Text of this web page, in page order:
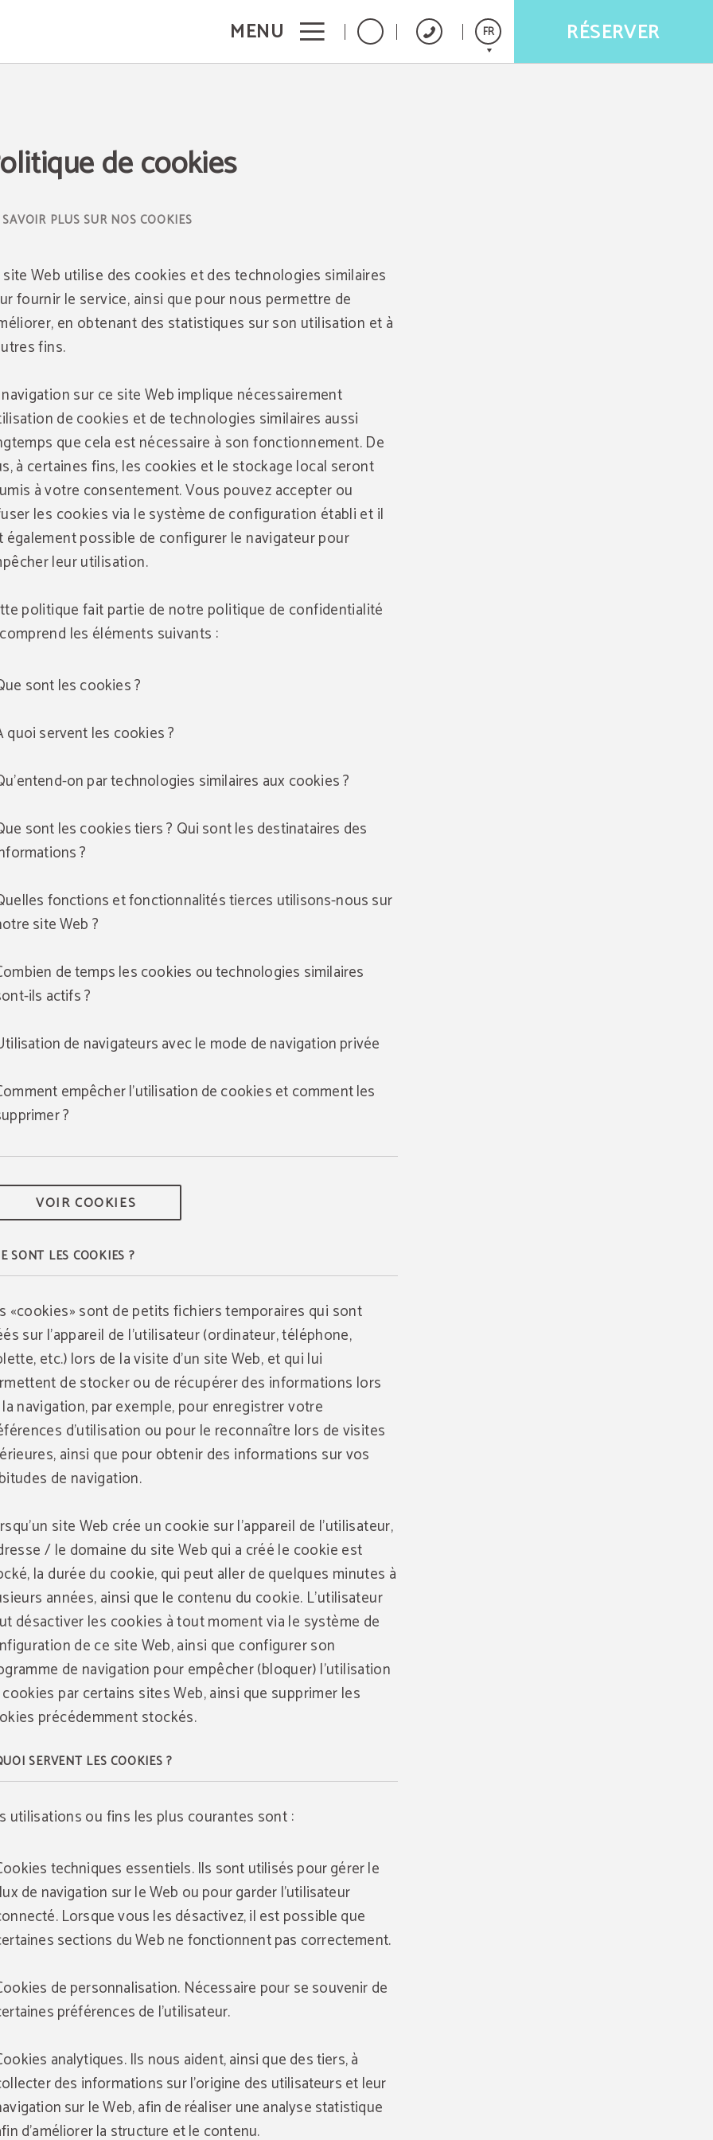
MENU FR RÉSERVER
de cookies
PLUS SUR NOS COOKIES
site Web utilise des cookies et des technologies similaires
fournir le service, ainsi que pour nous permettre de
en obtenant des statistiques sur son utilisation et à
fins.
sur ce site Web implique nécessairement
de cookies et de technologies similaires aussi
que cela est nécessaire à son fonctionnement. De
à certaines fins, les cookies et le stockage local seront
à votre consentement. Vous pouvez accepter ou
les cookies via le système de configuration établi et il
également possible de configurer le navigateur pour
leur utilisation.
politique fait partie de notre politique de confidentialité
les éléments suivants :
sont les cookies ?
quoi servent les cookies ?
on par technologies similaires aux cookies ?
sont les cookies tiers ? Qui sont les destinataires des
?
fonctions et fonctionnalités tierces utilisons-nous sur
site Web ?
de temps les cookies ou technologies similaires
ils actifs ?
de navigateurs avec le mode de navigation privée
empêcher l'utilisation de cookies et comment les
?
VOIR COOKIES
SONT LES COOKIES ?
«cookies» sont de petits fichiers temporaires qui sont
sur l'appareil de l'utilisateur (ordinateur, téléphone,
etc.) lors de la visite d'un site Web, et qui lui
de stocker ou de récupérer des informations lors
navigation, par exemple, pour enregistrer votre
d'utilisation ou pour le reconnaître lors de visites
ainsi que pour obtenir des informations sur vos
de navigation.
site Web crée un cookie sur l'appareil de l'utilisateur,
/ le domaine du site Web qui a créé le cookie est
la durée du cookie, qui peut aller de quelques minutes à
années, ainsi que le contenu du cookie. L'utilisateur
désactiver les cookies à tout moment via le système de
de ce site Web, ainsi que configurer son
de navigation pour empêcher (bloquer) l'utilisation
par certains sites Web, ainsi que supprimer les
précédemment stockés.
SERVENT LES COOKIES ?
utilisations ou fins les plus courantes sont :
techniques essentiels. Ils sont utilisés pour gérer le
de navigation sur le Web ou pour garder l'utilisateur
Lorsque vous les désactivez, il est possible que
sections du Web ne fonctionnent pas correctement.
de personnalisation. Nécessaire pour se souvenir de
préférences de l'utilisateur.
analytiques. Ils nous aident, ainsi que des tiers, à
des informations sur l'origine des utilisateurs et leur
sur le Web, afin de réaliser une analyse statistique
d'améliorer la structure et le contenu.